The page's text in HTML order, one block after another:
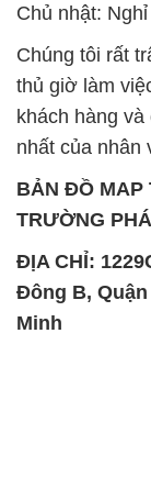
Chủ nhật:
Chúng tôi rất
thủ giờ làm
khách hàng
nhất của nhân
BẢN ĐỒ MAP
TRƯỜNG
ĐỊA CHỈ:
Đông B, Quận
Minh